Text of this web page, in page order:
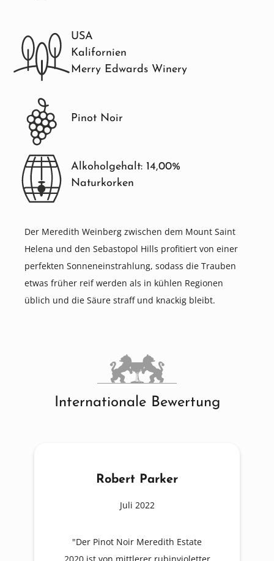
USA
Kalifornien
Merry Edwards Winery
Pinot Noir
Alkoholgehalt: 14,00%
Naturkorken
Der Meredith Weinberg zwischen dem Mount Saint
Helena und den Sebastopol Hills profitiert von einer
perfekten Sonneneinstrahlung, sodass die Trauben
etwas früher reif werden als in kühlen Regionen
üblich und die Säure straff und knackig bleibt.
Internationale Bewertung
Robert Parker
Juli 2022
"Der Pinot Noir Meredith Estate